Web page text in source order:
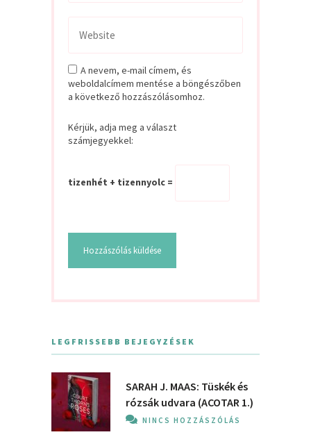
A nevem, e-mail címem, és
weboldalcímem mentése a böngészőben
a következő hozzászólásomhoz.
Kérjük, adja meg a választ
számjegyekkel:
tizenhét + tizennyolc =
LEGFRISSEBB BEJEGYZÉSEK
SARAH J. MAAS: Tüskék és
rózsák udvara (ACOTAR 1.)
NINCS HOZZÁSZÓLÁS